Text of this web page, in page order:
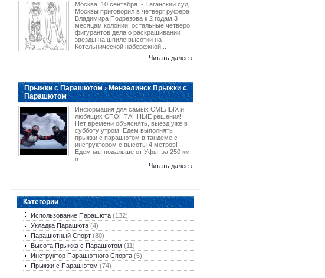
Москва. 10 сентября. - Таганский суд
Москвы приговорил в четверг руфера
Владимира Подрезова к 2 годам 3
месяцам колонии, остальные четверо
фигурантов дела о раскрашивании
звезды на шпиле высотки на
Котельнической набережной...
Читать далее ›
Прыжки с Парашютом › Мензелинск Прыжки с
Парашютом
Информация для самых СМЕЛЫХ и
любящих СПОНТАННЫЕ решения!
Нет времени объяснять, выезд уже в
субботу утром! Едем выполнять
прыжки с парашютом в тандеме с
инструктором с высоты 4 метров!
Едем мы подальше от Уфы, за 250 км
в...
Читать далее ›
Категории
Использование Парашюта (132)
Укладка Парашюта (4)
Парашютный Спорт (80)
Высота Прыжка с Парашютом (11)
Инструктор Парашютного Спорта (5)
Прыжки с Парашютом (74)